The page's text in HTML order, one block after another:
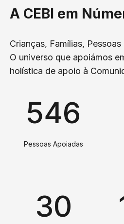
A CEBI em
Crianças, Famílias, Pessoas
O universo que apoiámos
holística de apoio à
Pessoas Apoiadas
546
30